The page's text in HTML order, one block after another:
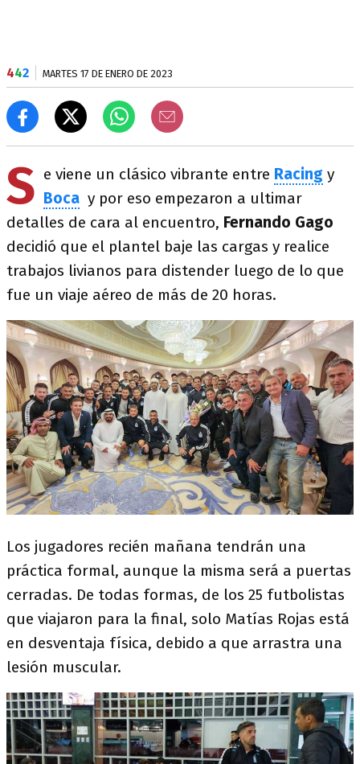
442 MARTES 17 DE ENERO DE 2023
S e viene un clásico vibrante entre Racing y
Boca y por eso empezaron a ultimar
detalles de cara al encuentro, Fernando Gago
decidió que el plantel baje las cargas y realice
trabajos livianos para distender luego de lo que
fue un viaje aéreo de más de 20 horas.
Los jugadores recién mañana tendrán una
práctica formal, aunque la misma será a puertas
cerradas. De todas formas, de los 25 futbolistas
que viajaron para la final, solo Matías Rojas está
en desventaja física, debido a que arrastra una
lesión muscular.